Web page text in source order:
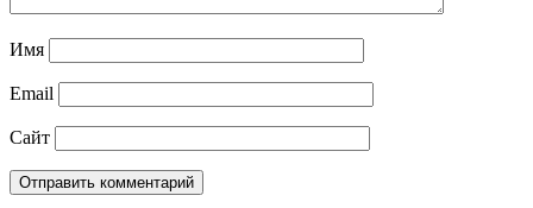
Имя
Email
Сайт